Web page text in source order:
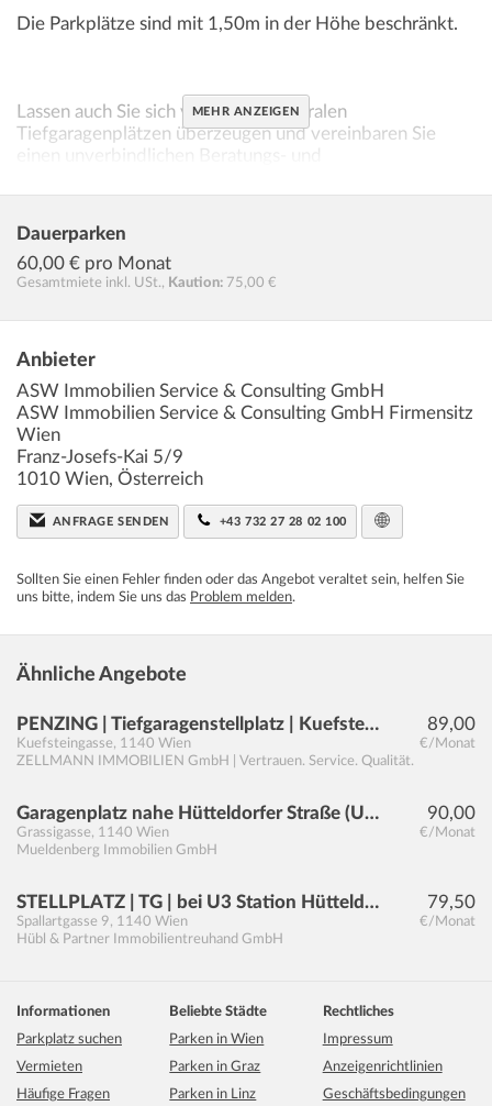
Die Parkplätze sind mit 1,50m in der Höhe beschränkt.
Lassen auch Sie sich von diesen zentralen
Tiefgaragenplätzen überzeugen und vereinbaren Sie
einen unverbindlichen Beratungs- und
office@aswimmo.at
Infrastruktur / Entfernungen
Gesundheit
MEHR ANZEIGEN
Dauerparken
60,00 € pro Monat
Gesamtmiete inkl. USt., Kaution: 75,00 €
Anbieter
ASW Immobilien Service & Consulting GmbH
ASW Immobilien Service & Consulting GmbH Firmensitz
Wien
Franz-Josefs-Kai 5/9
1010 Wien, Österreich
ANFRAGE SENDEN +43 732 27 28 02 100
Sollten Sie einen Fehler finden oder das Angebot veraltet sein, helfen Sie
uns bitte, indem Sie uns das Problem melden.
Ähnliche Angebote
89,00
€/Monat
PENZING | Tiefgaragenstellplatz | Kuefsteingasse | Nähe U3 Hütteldorferstraße | ZELLMANN IMMOBILIEN
Kuefsteingasse, 1140 Wien
ZELLMANN IMMOBILIEN GmbH | Vertrauen. Service. Qualität.
90,00
€/Monat
Garagenplatz nahe Hütteldorfer Straße (U3 Station)
Grassigasse, 1140 Wien
Mueldenberg Immobilien GmbH
79,50
€/Monat
STELLPLATZ | TG | bei U3 Station Hütteldorfer Straße
Spallartgasse 9, 1140 Wien
Hübl & Partner Immobilientreuhand GmbH
Informationen
Parkplatz suchen
Vermieten
Häufige Fragen
Beliebte Städte
Parken in Wien
Parken in Graz
Parken in Linz
Rechtliches
Impressum
Anzeigenrichtlinien
Geschäftsbedingungen